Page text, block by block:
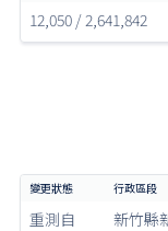
12,050 / 2,641,842
重測自 新竹縣